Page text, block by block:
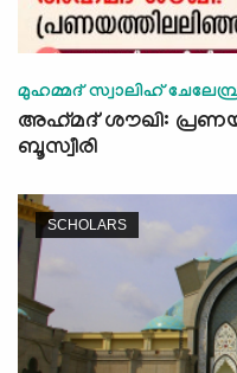
മുഹമ്മദ്‌ സ്വാലിഹ്
അഹ്‍മദ് ശൗഖി:
ബൂസ്വീരി
SCHOLARS